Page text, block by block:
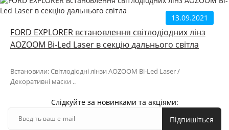
13.09.2021
FORD EXPLORER встановлення світлодіодних лінз
AOZOOM Bi-Led Laser в секцію дальнього світла
Встановили: Світлодіодні лінзи AOZOOM Bi-Led Laser /
Декоративні маски ..
Слідкуйте за новинками та акціями:
Підпишіться